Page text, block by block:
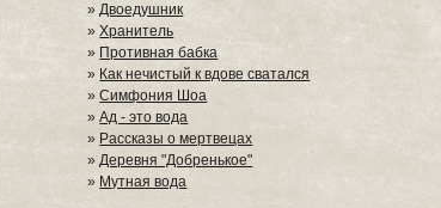
»Двоедушник
»Хранитель
» Противная бабка
» Как нечистый к вдове сватался
»Симфония Шоа
»Ад - это вода
» Рассказы о мертвецах
»Деревня "Добренькое"
» Мутная вода